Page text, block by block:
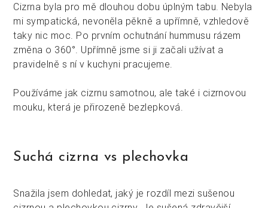
Cizrna byla pro mě dlouhou dobu úplným tabu. Nebyla
mi sympatická, nevoněla pěkně a upřímně, vzhledově
taky nic moc. Po prvním ochutnání hummusu rázem
změna o 360°. Upřímně jsme si ji začali užívat a
pravidelně s ní v kuchyni pracujeme.
Používáme jak cizrnu samotnou, ale také i cizrnovou
mouku, která je přirozeně bezlepková.
Suchá cizrna vs plechovka
Snažila jsem dohledat, jaký je rozdíl mezi sušenou